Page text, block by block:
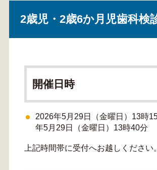
2歳児・2歳6か月児歯科検
開催日時
2026年5月29日（金曜日）13時
年5月29日（金曜日）13時40分
上記時間帯に受付へお越しください。